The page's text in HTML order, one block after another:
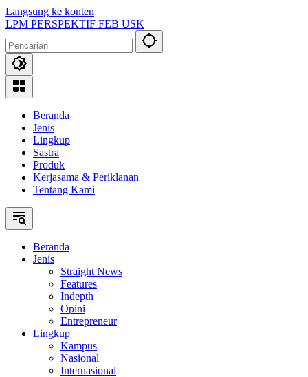
Langsung ke konten
LPM PERSPEKTIF FEB USK
Beranda
Jenis
Lingkup
Sastra
Produk
Kerjasama & Periklanan
Tentang Kami
Beranda
Jenis
Straight News
Features
Indepth
Opini
Entrepreneur
Lingkup
Kampus
Nasional
Internasional